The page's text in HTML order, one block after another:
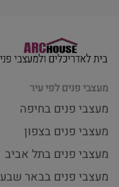
מעצבי פנים לפי עיר
מעצבי פנים בחיפה
מעצבי פנים בצפון
מעצבי פנים בתל אביב
מעצבי פנים בבאר שבע